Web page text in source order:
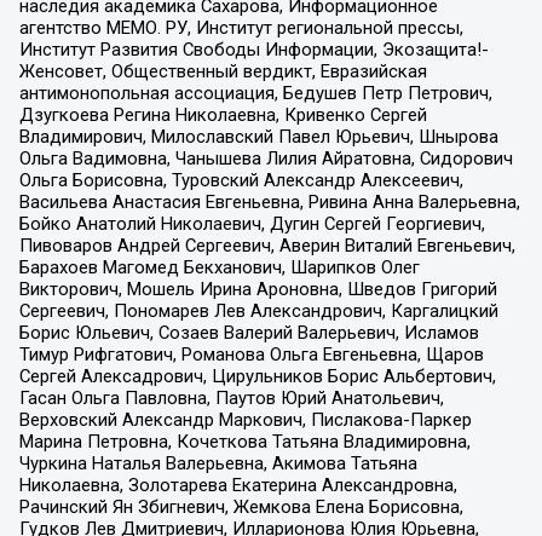
наследия академика Сахарова, Информационное
агентство МЕМО. РУ, Институт региональной прессы,
Институт Развития Свободы Информации, Экозащита!-
Женсовет, Общественный вердикт, Евразийская
антимонопольная ассоциация, Бедушев Петр Петрович,
Дзугкоева Регина Николаевна, Кривенко Сергей
Владимирович, Милославский Павел Юрьевич, Шнырова
Ольга Вадимовна, Чанышева Лилия Айратовна, Сидорович
Ольга Борисовна, Туровский Александр Алексеевич,
Васильева Анастасия Евгеньевна, Ривина Анна Валерьевна,
Бойко Анатолий Николаевич, Дугин Сергей Георгиевич,
Пивоваров Андрей Сергеевич, Аверин Виталий Евгеньевич,
Барахоев Магомед Бекханович, Шарипков Олег
Викторович, Мошель Ирина Ароновна, Шведов Григорий
Сергеевич, Пономарев Лев Александрович, Каргалицкий
Борис Юльевич, Созаев Валерий Валерьевич, Исламов
Тимур Рифгатович, Романова Ольга Евгеньевна, Щаров
Сергей Алексадрович, Цирульников Борис Альбертович,
Гасан Ольга Павловна, Паутов Юрий Анатольевич,
Верховский Александр Маркович, Пислакова-Паркер
Марина Петровна, Кочеткова Татьяна Владимировна,
Чуркина Наталья Валерьевна, Акимова Татьяна
Николаевна, Золотарева Екатерина Александровна,
Рачинский Ян Збигневич, Жемкова Елена Борисовна,
Гудков Лев Дмитриевич, Илларионова Юлия Юрьевна,